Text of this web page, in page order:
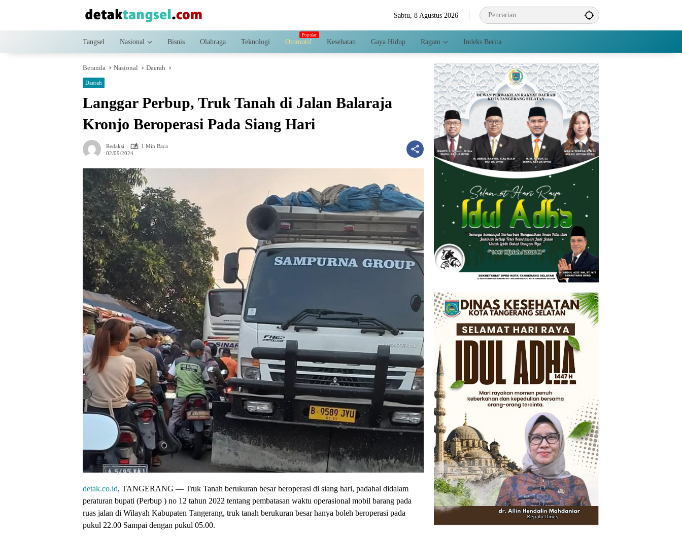
Sabtu, 8 Agustus 2026
Tangsel Nasional Bisnis Olahraga Teknologi Otomotif Kesehatan Gaya Hidup Ragam Indeks Berita
Beranda Nasional Daerah
Daerah
Langgar Perbup, Truk Tanah di Jalan Balaraja
Kronjo Beroperasi Pada Siang Hari
Redaksi
1 Min Baca
02/09/2024
detak.co.id, TANGERANG — Truk Tanah berukuran besar beroperasi di siang hari, padahal didalam
peraturan bupati (Perbup ) no 12 tahun 2022 tentang pembatasan waktu operasional mobil barang pada
ruas jalan di Wilayah Kabupaten Tangerang, truk tanah berukuran besar hanya boleh beroperasi pada
pukul 22.00 Sampai dengan pukul 05.00.